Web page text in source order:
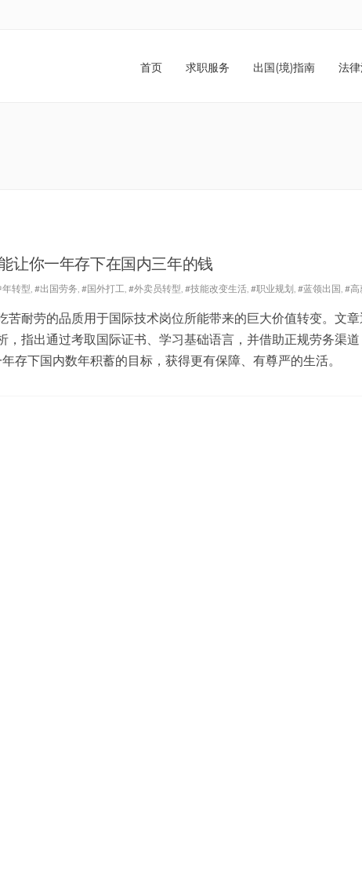
首页 求职服务 出国(境)指南 法
让你一年存下在国内三年的钱
转型, #出国劳务, #国外打工, #外卖员转型, #技能改变生活, #职业规划, #蓝领出国, #高
苦耐劳的品质用于国际技术岗位所能带来的巨大价值转变。文
，指出通过考取国际证书、学习基础语言，并借助正规劳务渠道
存下国内数年积蓄的目标，获得更有保障、有尊严的生活。